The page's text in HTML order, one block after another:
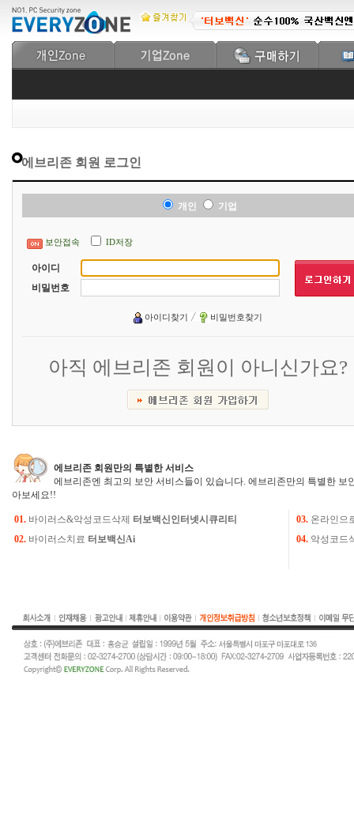
에브리존 회원 로그인
개인 기업
보안접속 ID저장
아이디
비밀번호
아이디찾기 비밀번호찾기
아직 에브리존 회원이 아니신가요?
에브리존 회원만의 특별한 서비스
에브리존엔 최고의 보안 서비스들이 있습니다. 에브리존만의 특별한 보
아보세요!!
01. 바이러스&악성코드삭제 터보백신인터넷시큐리티 03. 온라인으
02. 바이러스치료 터보백신Ai 04. 악성코드